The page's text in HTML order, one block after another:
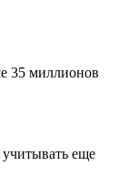
35 миллионов
еще